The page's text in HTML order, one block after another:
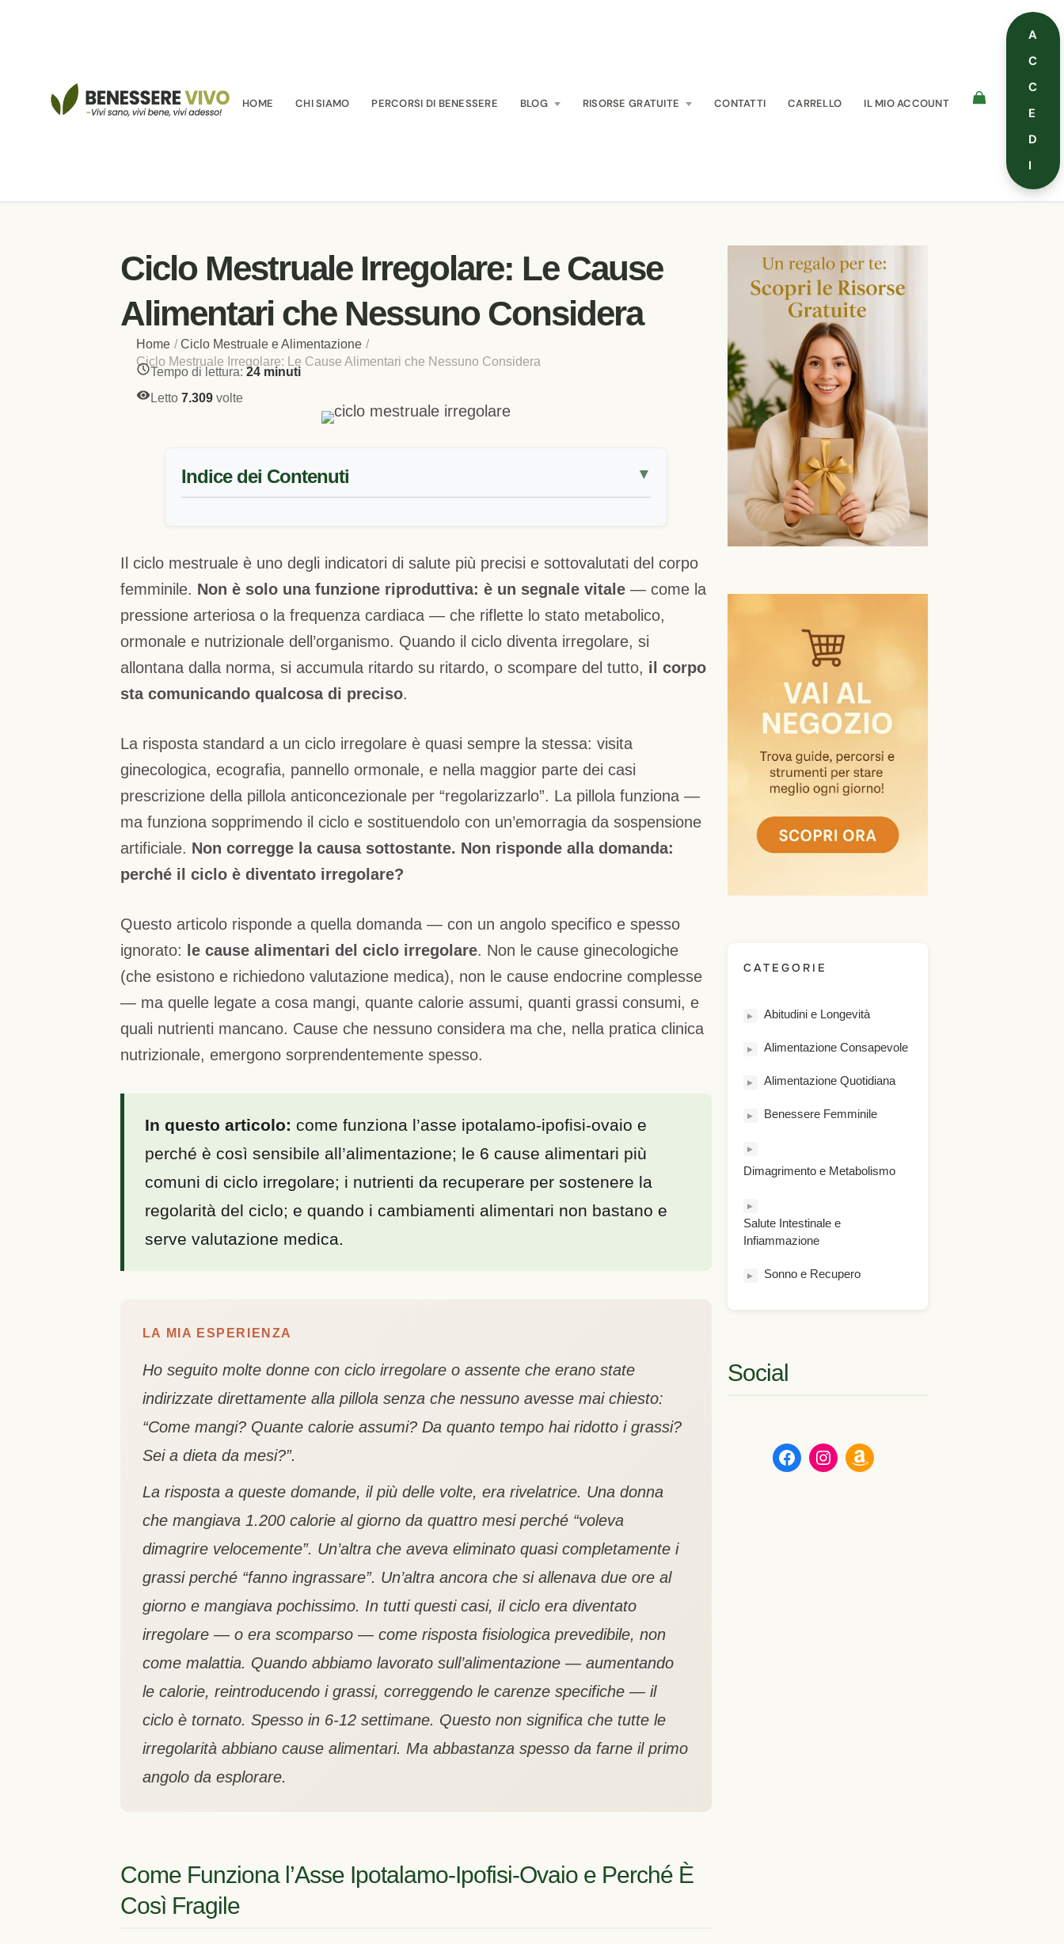
HOME CHI SIAMO PERCORSI DI BENESSERE BLOG RISORSE GRATUITE CONTATTI CARRELLO IL MIO ACCOUNT
A
C
C
E
D
I
CATEGORIE
▶ Abitudini e Longevità
▶ Alimentazione Consapevole
▶ Alimentazione Quotidiana
▶ Benessere Femminile
▶
Dimagrimento e Metabolismo
▶
Salute Intestinale e
Infiammazione
▶ Sonno e Recupero
Social
Ciclo Mestruale Irregolare: Le Cause
Alimentari che Nessuno Considera
Home / Ciclo Mestruale e Alimentazione /
Ciclo Mestruale Irregolare: Le Cause Alimentari che Nessuno Considera
Tempo di lettura: 24 minuti
Letto 7.309volte
Indice dei Contenuti ▼
Il ciclo mestruale è uno degli indicatori di salute più precisi e sottovalutati del corpo
femminile. Non è solo una funzione riproduttiva: è un segnale vitale— come la
pressione arteriosa o la frequenza cardiaca — che riflette lo stato metabolico,
ormonale e nutrizionale dell’organismo. Quando il ciclo diventa irregolare, si
allontana dalla norma, si accumula ritardo su ritardo, o scompare del tutto, il corpo
sta comunicando qualcosa di preciso.
La risposta standard a un ciclo irregolare è quasi sempre la stessa: visita
ginecologica, ecografia, pannello ormonale, e nella maggior parte dei casi
prescrizione della pillola anticoncezionale per “regolarizzarlo”. La pillola funziona —
ma funziona sopprimendo il ciclo e sostituendolo con un’emorragia da sospensione
artificiale. Non corregge la causa sottostante. Non risponde alla domanda:
perché il ciclo è diventato irregolare?
Questo articolo risponde a quella domanda — con un angolo specifico e spesso
ignorato:
le cause alimentari del ciclo irregolare. Non le cause ginecologiche
(che esistono e richiedono valutazione medica), non le cause endocrine complesse
— ma quelle legate a cosa mangi, quante calorie assumi, quanti grassi consumi, e
quali nutrienti mancano. Cause che nessuno considera ma che, nella pratica clinica
nutrizionale, emergono sorprendentemente spesso.
In questo articolo: come funziona l’asse ipotalamo-ipofisi-ovaio e
perché è così sensibile all’alimentazione; le 6 cause alimentari più
comuni di ciclo irregolare; i nutrienti da recuperare per sostenere la
regolarità del ciclo; e quando i cambiamenti alimentari non bastano e
serve valutazione medica.
LA MIA ESPERIENZA
Ho seguito molte donne con ciclo irregolare o assente che erano state
indirizzate direttamente alla pillola senza che nessuno avesse mai chiesto:
“Come mangi? Quante calorie assumi? Da quanto tempo hai ridotto i grassi?
Sei a dieta da mesi?”.
La risposta a queste domande, il più delle volte, era rivelatrice. Una donna
che mangiava 1.200 calorie al giorno da quattro mesi perché “voleva
dimagrire velocemente”. Un’altra che aveva eliminato quasi completamente i
grassi perché “fanno ingrassare”. Un’altra ancora che si allenava due ore al
giorno e mangiava pochissimo. In tutti questi casi, il ciclo era diventato
irregolare — o era scomparso — come risposta fisiologica prevedibile, non
come malattia. Quando abbiamo lavorato sull’alimentazione — aumentando
le calorie, reintroducendo i grassi, correggendo le carenze specifiche — il
ciclo è tornato. Spesso in 6-12 settimane. Questo non significa che tutte le
irregolarità abbiano cause alimentari. Ma abbastanza spesso da farne il primo
angolo da esplorare.
Come Funziona l’Asse Ipotalamo-Ipofisi-Ovaio e Perché È
Così Fragile